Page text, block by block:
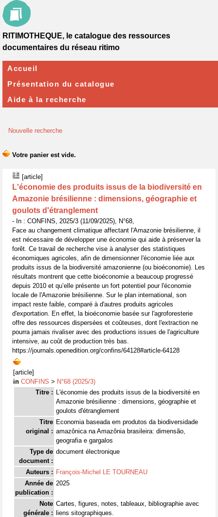
Nouvelle recherche
[article]
L'économie des produits issus de la biodiversité en
Amazonie brésilienne : dimensions, géographie et
goulots d'étranglement
- In : CONFINS, 2025/3 (11/09/2025), N°68,
Face au changement climatique affectant l'Amazonie brésilienne, il
est nécessaire de développer une économie qui aide à préserver la
forêt. Ce travail de recherche vise à analyser des statistiques
économiques agricoles, afin de dimensionner l'économie liée aux
produits issus de la biodiversité amazonienne (ou bioéconomie). Les
résultats montrent que cette bioéconomie a beaucoup progressé
depuis 2010 et qu’elle présente un fort potentiel pour l'économie
locale de l'Amazonie brésilienne. Sur le plan international, son
impact reste faible, comparé à d'autres produits agricoles
d'exportation. En effet, la bioéconomie basée sur l'agroforesterie
offre des ressources dispersées et coûteuses, dont l'extraction ne
pourra jamais rivaliser avec des productions issues de l'agriculture
intensive, au coût de production très bas.
https://journals.openedition.org/confins/64128#article-64128
[article]
in CONFINS > N°68 (2025/3)
Titre : L'économie des produits issus de la biodiversité en
Amazonie brésilienne : dimensions, géographie et
goulots d'étranglement
Titre
original :
Economia baseada em produtos da biodiversidade
amazônica na Amazônia brasileira: dimensão,
geografia e gargalos
Type de
document :
document électronique
Auteurs : François-Michel LE TOURNEAU
Année de
publication :
2025
Note
générale :
Cartes, figures, notes, tableaux, bibliographie avec
liens sitographiques.
RITIMOTHEQUE, le catalogue des ressources
documentaires du réseau ritimo
Accueil
Présentation du catalogue
Aide à la recherche